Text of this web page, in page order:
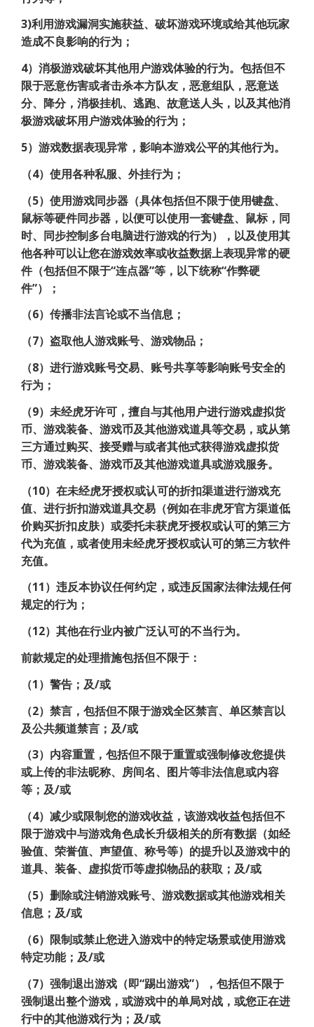
3)利用游戏漏洞实施获益、破坏游戏环境或给其他玩家
造成不良影响的行为；
4）消极游戏破坏其他用户游戏体验的行为。包括但不
限于恶意伤害或者击杀本方队友，恶意组队，恶意送
分、降分，消极挂机、逃跑、故意送人头，以及其他消
极游戏破坏用户游戏体验的行为；
5）游戏数据表现异常，影响本游戏公平的其他行为。
（4）使用各种私服、外挂行为；
（5）使用游戏同步器（具体包括但不限于使用键盘、
鼠标等硬件同步器，以便可以使用一套键盘、鼠标，同
时、同步控制多台电脑进行游戏的行为），以及使用其
他各种可以让您在游戏效率或收益数据上表现异常的硬
件（包括但不限于“连点器”等，以下统称“作弊硬
件”）；
（6）传播非法言论或不当信息；
（7）盗取他人游戏账号、游戏物品；
（8）进行游戏账号交易、账号共享等影响账号安全的
行为；
（9）未经虎牙许可，擅自与其他用户进行游戏虚拟货
币、游戏装备、游戏币及其他游戏道具等交易，或从第
三方通过购买、接受赠与或者其他式获得游戏虚拟货
币、游戏装备、游戏币及其他游戏道具或游戏服务。
（10）在未经虎牙授权或认可的折扣渠道进行游戏充
值、进行折扣游戏道具交易（例如在非虎牙官方渠道低
价购买折扣皮肤）或委托未获虎牙授权或认可的第三方
代为充值，或者使用未经虎牙授权或认可的第三方软件
充值。
（11）违反本协议任何约定，或违反国家法律法规任何
规定的行为；
（12）其他在行业内被广泛认可的不当行为。
前款规定的处理措施包括但不限于：
（1）警告；及/或
（2）禁言，包括但不限于游戏全区禁言、单区禁言以
及公共频道禁言；及/或
（3）内容重置，包括但不限于重置或强制修改您提供
或上传的非法昵称、房间名、图片等非法信息或内容
等；及/或
（4）减少或限制您的游戏收益，该游戏收益包括但不
限于游戏中与游戏角色成长升级相关的所有数据（如经
验值、荣誉值、声望值、称号等）的提升以及游戏中的
道具、装备、虚拟货币等虚拟物品的获取；及/或
（5）删除或注销游戏账号、游戏数据或其他游戏相关
信息；及/或
（6）限制或禁止您进入游戏中的特定场景或使用游戏
特定功能；及/或
（7）强制退出游戏（即“踢出游戏”），包括但不限于
强制退出整个游戏，或游戏中的单局对战，或您正在进
行中的其他游戏行为；及/或